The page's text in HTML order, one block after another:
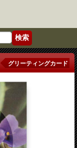
グリーティングカード